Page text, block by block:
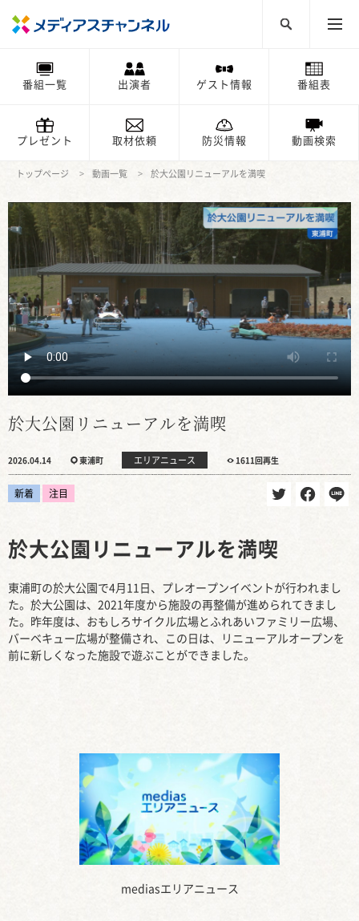
番組一覧 出演者 ゲスト情報 番組表
プレゼント 取材依頼 防災情報 動画検索
トップページ 動画一覧 於大公園リニューアルを満喫
於大公園リニューアルを満喫
2026.04.14 東浦町 エリアニュース 1611回再生
新着 注目
mediasエリアニュース
於大公園リニューアルを満喫
東浦町の於大公園で4月11日、プレオープンイベントが行われまし
た。於大公園は、2021年度から施設の再整備が進められてきまし
た。昨年度は、おもしろサイクル広場とふれあいファミリー広場、
バーベキュー広場が整備され、この日は、リニューアルオープンを
前に新しくなった施設で遊ぶことができました。